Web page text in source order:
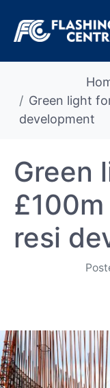
Green light
development
Green
resi